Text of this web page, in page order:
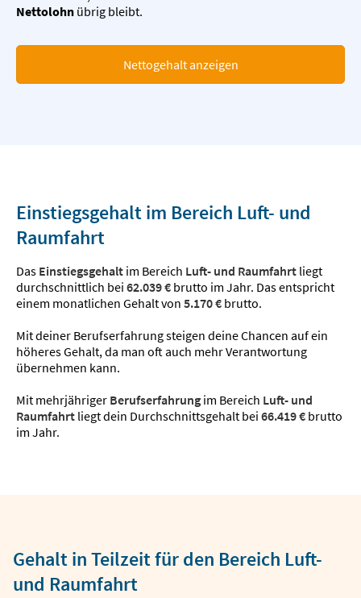
Nettolohn übrig bleibt.
Nettogehalt anzeigen
Einstiegsgehalt im Bereich Luft- und
Raumfahrt
Das Einstiegsgehalt im Bereich Luft- und Raumfahrt liegt
durchschnittlich bei 62.039 € brutto im Jahr. Das entspricht
einem monatlichen Gehalt von 5.170 € brutto.
Mit deiner Berufserfahrung steigen deine Chancen auf ein
höheres Gehalt, da man oft auch mehr Verantwortung
übernehmen kann.
Mit mehrjähriger Berufserfahrung im Bereich Luft- und
Raumfahrt liegt dein Durchschnittsgehalt bei 66.419 € brutto
im Jahr.
Gehalt in Teilzeit für den Bereich Luft-
und Raumfahrt